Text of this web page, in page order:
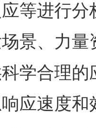
等进行
景、力
学合理
应速度和